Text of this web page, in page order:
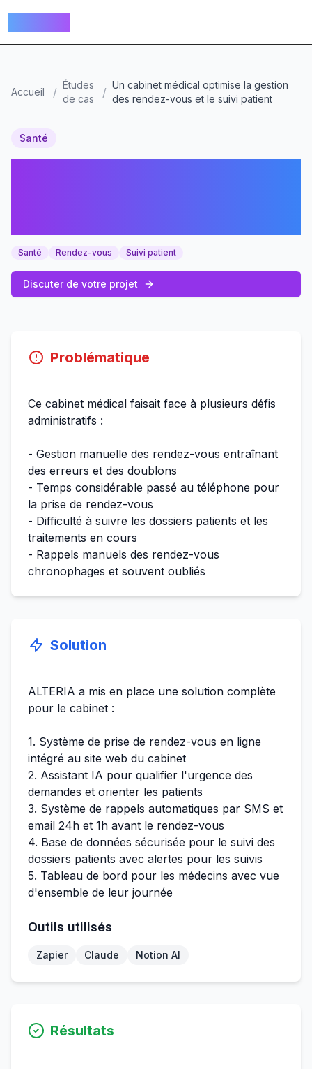
Accueil /
Études
de cas
/
Un cabinet médical optimise la gestion
des rendez-vous et le suivi patient
Santé
Santé Rendez-vous Suivi patient
Discuter de votre projet
Problématique
Ce cabinet médical faisait face à plusieurs défis
administratifs :
- Gestion manuelle des rendez-vous entraînant
des erreurs et des doublons
- Temps considérable passé au téléphone pour
la prise de rendez-vous
- Difficulté à suivre les dossiers patients et les
traitements en cours
- Rappels manuels des rendez-vous
chronophages et souvent oubliés
Solution
ALTERIA a mis en place une solution complète
pour le cabinet :
1. Système de prise de rendez-vous en ligne
intégré au site web du cabinet
2. Assistant IA pour qualifier l'urgence des
demandes et orienter les patients
3. Système de rappels automatiques par SMS et
email 24h et 1h avant le rendez-vous
4. Base de données sécurisée pour le suivi des
dossiers patients avec alertes pour les suivis
5. Tableau de bord pour les médecins avec vue
d'ensemble de leur journée
Outils utilisés
Zapier Claude Notion AI
Résultats